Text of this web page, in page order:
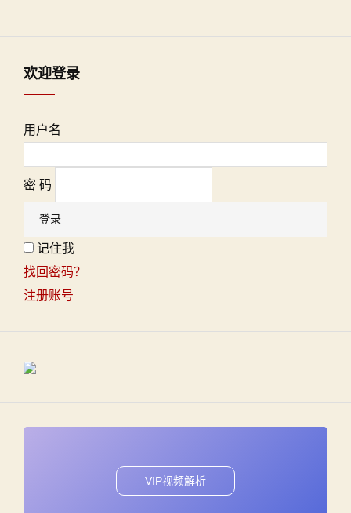
欢迎登录
用户名
密 码
记住我
找回密码？
注册账号
VIP视频解析